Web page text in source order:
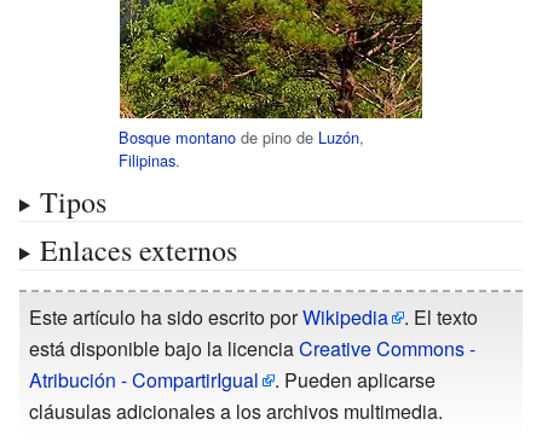
Bosque montano de pino de Luzón,
Filipinas.
Tipos
Enlaces externos
Este artículo ha sido escrito porWikipedia
. El texto
está disponible bajo la licenciaCreative Commons -
Atribución - CompartirIgual
. Pueden aplicarse
cláusulas adicionales a los archivos multimedia.